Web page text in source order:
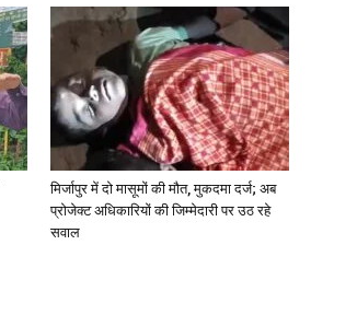
मिर्जापुर में दो मासूमों की मौत, मुकदमा दर्ज; अब
प्रोजेक्ट अधिकारियों की जिम्मेदारी पर उठ रहे
सवाल